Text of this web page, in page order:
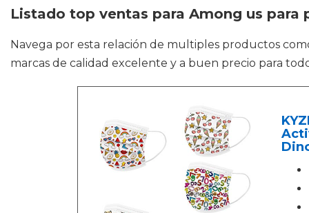
Listado top ventas para Among us para
Navega por esta relación de multiples productos
marcas de calidad excelente y a buen precio para